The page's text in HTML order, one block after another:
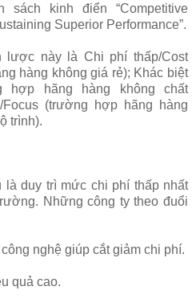
kinh điển “Competitive
Superior Performance”.
lược này là Chi phí thấp/Cost
hàng không giá rẻ); Khác biệt
hợp hãng hàng không chất
(trường hợp hãng hàng
trình).
duy trì mức chi phí thấp nhất
Những công ty theo đuổi
nghệ giúp cắt giảm chi phí.
quả cao.